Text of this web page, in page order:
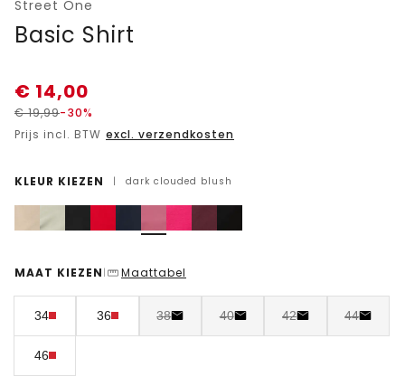
Street One
Basic Shirt
€ 14,00
€19,99-30%
Prijs incl. BTW excl. verzendkosten
KLEUR KIEZEN | dark clouded blush
MAAT KIEZEN | Maattabel
34 36 38 40 42 44
46